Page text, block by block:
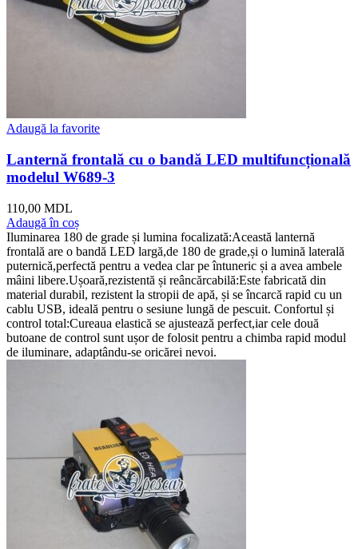
Adaugă la favorite
Lanternă frontală cu o bandă LED multifuncțională
modelul W689-3
110,00 MDL
Adaugă în coș
Iluminarea 180 de grade și lumina focalizată:Această lanternă
frontală are o bandă LED largă,de 180 de grade,și o lumină laterală
puternică,perfectă pentru a vedea clar pe întuneric și a avea ambele
mâini libere.Ușoară,rezistentă și reâncărcabilă:Este fabricată din
material durabil, rezistent la stropii de apă, și se încarcă rapid cu un
cablu USB, ideală pentru o sesiune lungă de pescuit. Confortul și
control total:Cureaua elastică se ajustează perfect,iar cele două
butoane de control sunt ușor de folosit pentru a chimba rapid modul
de iluminare, adaptându-se oricărei nevoi.